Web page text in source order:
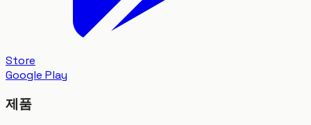
Store
Google Play
제품